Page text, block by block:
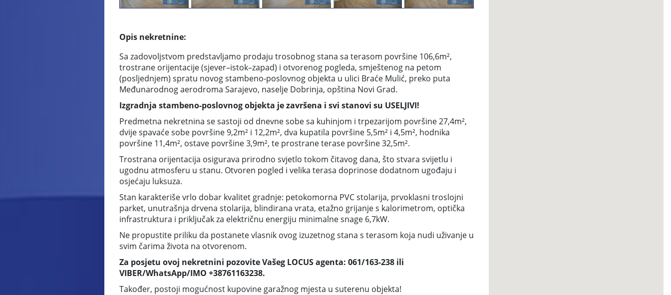
Opis nekretnine:
Sa zadovoljstvom predstavljamo prodaju trosobnog stana sa terasom površine 106,6m²,
trostrane orijentacije (sjever–istok–zapad) i otvorenog pogleda, smještenog na petom
(posljednjem) spratu novog stambeno-poslovnog objekta u ulici Braće Mulić, preko puta
Međunarodnog aerodroma Sarajevo, naselje Dobrinja, opština Novi Grad.
Izgradnja stambeno-poslovnog objekta je završena i svi stanovi su USELJIVI!
Predmetna nekretnina se sastoji od dnevne sobe sa kuhinjom i trpezarijom površine 27,4m²,
dvije spavaće sobe površine 9,2m² i 12,2m², dva kupatila površine 5,5m² i 4,5m², hodnika
površine 11,4m², ostave površine 3,9m², te prostrane terase površine 32,5m².
Trostrana orijentacija osigurava prirodno svjetlo tokom čitavog dana, što stvara svijetlu i
ugodnu atmosferu u stanu. Otvoren pogled i velika terasa doprinose dodatnom ugođaju i
osjećaju luksuza.
Stan karakteriše vrlo dobar kvalitet gradnje: petokomorna PVC stolarija, prvoklasni troslojni
parket, unutrašnja drvena stolarija, blindirana vrata, etažno grijanje s kalorimetrom, optička
infrastruktura i priključak za električnu energiju minimalne snage 6,7kW.
Ne propustite priliku da postanete vlasnik ovog izuzetnog stana s terasom koja nudi uživanje u
svim čarima života na otvorenom.
Za posjetu ovoj nekretnini pozovite Vašeg LOCUS agenta: 061/163-238 ili
VIBER/WhatsApp/IMO +38761163238.
Također, postoji mogućnost kupovine garažnog mjesta u suterenu objekta!